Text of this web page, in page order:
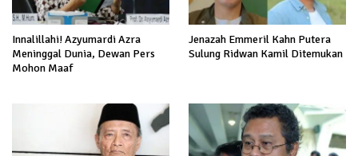
Innalillahi! Azyumardi Azra
Meninggal Dunia, Dewan Pers
Mohon Maaf
Jenazah Emmeril Kahn Putera
Sulung Ridwan Kamil Ditemukan